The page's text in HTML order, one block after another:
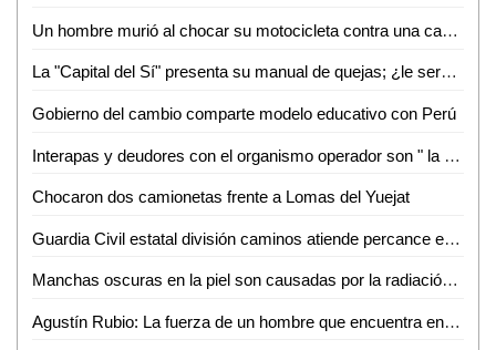
Un hombre murió al chocar su motocicleta contra una camioneta en Tanlajás
La "Capital del Sí" presenta su manual de quejas; ¿le servirá?
Gobierno del cambio comparte modelo educativo con Perú
Interapas y deudores con el organismo operador son " la misma porquería": Gobernador
Chocaron dos camionetas frente a Lomas del Yuejat
Guardia Civil estatal división caminos atiende percance en la carretera 80-D
Manchas oscuras en la piel son causadas por la radiación ultravioleta: Dra. Selene Gutiérrez
Agustín Rubio: La fuerza de un hombre que encuentra en la música y el baile su refugio tras sufrir tragedias